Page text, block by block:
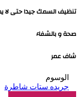
تنظيف السمك جيدا حتى لا
صحة و بالشفاء
شاف عمر
الوسوم
جريده ستات شاطرة